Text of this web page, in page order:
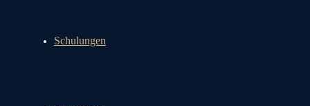
Schulungen